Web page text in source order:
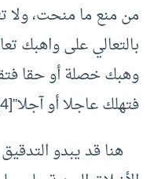
من منع ما منحت، ولا
بالتعالي على واهبك
وهبك خصلة أو حقا
فتهلك عاجلا أو آجلا”[4]
هنا قد يبدو